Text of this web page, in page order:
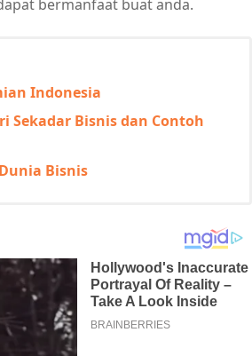
bermanfaat buat anda.
Indonesia
Sekadar Bisnis dan Contoh
Bisnis